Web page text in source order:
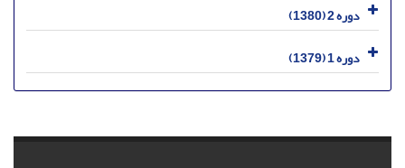
دوره 2 (1380)
دوره 1 (1379)